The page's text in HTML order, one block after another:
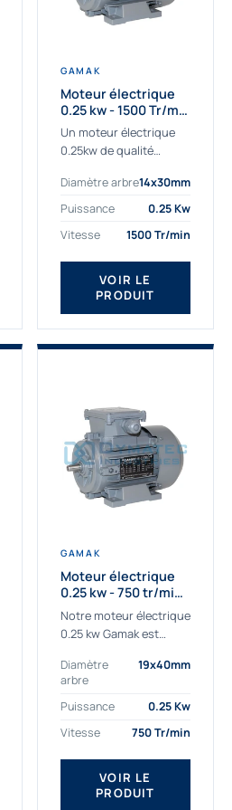
GAMAK
Moteur électrique
0.25 kw - 1500 Tr/min
- 230/400V - IE2
Un moteur électrique
0.25kw de qualité
professionnels. Notre
gamme de moteurs
sélectionné pour la très
haute...
Diamètre arbre14x30mm
Puissance
0.25 Kw
Vitesse
1500 Tr/min
VOIR LE
PRODUIT
GAMAK
Moteur électrique
0.25 kw - 750 tr/min -
230/400V - IE2
Notre moteur électrique
0.25 kw Gamak est
aux applications
sévères. Nous
déterminons,
fournissons
des moteurs
asynchrones depuis de
nombreuses années....
Diamètre
arbre
19x40mm
Puissance
0.25 Kw
Vitesse
750 Tr/min
VOIR LE
PRODUIT